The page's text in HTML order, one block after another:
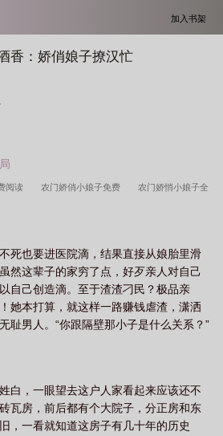
加入书架
香：娇俏娘子撩汉忙
阅读 农门娇俏小娘子免费 农门娇悄小娘子全
农门娇俏小娘子免费读 农门娇俏小娘子笔趣
农门俏娇娘免费阅读 农门娇俏小厨娘全文免费
死也要进医院滴，结果直接从娘胎里滑
然这辈子的家穷了点，好歹亲人对自己
自己创造滴。至于渣渣刁民？极品亲
她本打算，就这样一路赚钱虐渣，潇洒
耻男人。“你跟隔壁那小子是什么关系？”
“瑞雪，我们还真是天生一对啊！”
：本文后期女主有空间，不喜者慎入！
白，一眼望去这户人家看起来应该还不
瓦房，前后都有个大院子，分正房和东
，一看就知道这房子有几十年的历史